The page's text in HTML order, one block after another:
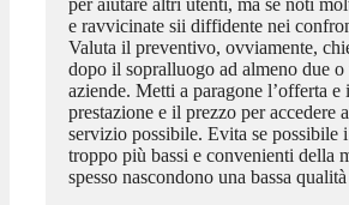
per aiutare altri utenti, ma se noti
e ravvicinate sii diffidente nei
Valuta il preventivo, ovviamente,
dopo il sopralluogo ad almeno due o
aziende. Metti a paragone l’offerta e
prestazione e il prezzo per accedere
servizio possibile. Evita se possibile
troppo più bassi e convenienti della
spesso nascondono una bassa